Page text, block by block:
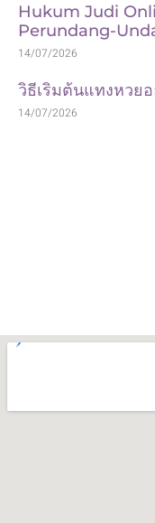
Hukum Judi
Perundang-
14/07/2026
วิธีเริ่มต้นแทงหวย
14/07/2026